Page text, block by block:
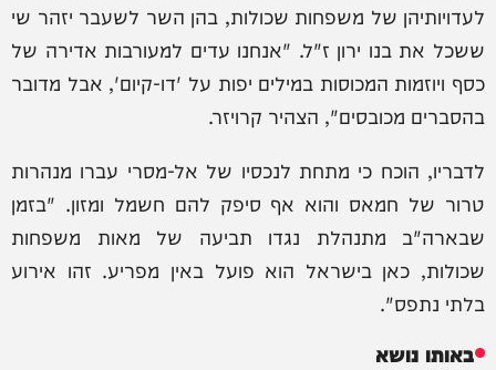
לעדויותיהן של משפחות שכולות, בהן השר לשעבר יזהר שי
ששכל את בנו ירון ז"ל. "אנחנו עדים למעורבות אדירה של
כסף ויוזמות המכוסות במילים יפות על 'דו-קיום', אבל מדובר
בהסברים מכובסים", הצהיר קרויזר.
לדבריו, הוכח כי מתחת לנכסיו של אל-מסרי עברו מנהרות
טרור של חמאס והוא אף סיפק להם חשמל ומזון. "בזמן
שבארה"ב מתנהלת נגדו תביעה של מאות משפחות
שכולות, כאן בישראל הוא פועל באין מפריע. זהו אירוע
בלתי נתפס".
באותו נושא